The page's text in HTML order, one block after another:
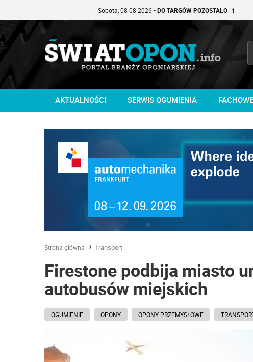
Sobota, 08-08-2026 • DO TARGÓW POZOSTAŁO -1 DNI
AKTUALNOŚCI SERWIS OGUMIENIA
Strona główna Transport
Firestone podbija miasto
autobusów miejskich
OGUMIENIE OPONY OPONY PRZEMYSŁOWE